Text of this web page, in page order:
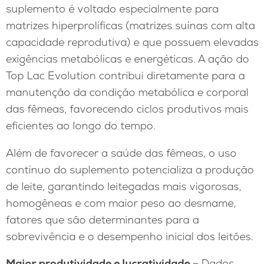
suplemento é voltado especialmente para
matrizes hiperprolíficas (matrizes suínas com alta
capacidade reprodutiva) e que possuem elevadas
exigências metabólicas e energéticas. A ação do
Top Lac Evolution contribui diretamente para a
manutenção da condição metabólica e corporal
das fêmeas, favorecendo ciclos produtivos mais
eficientes ao longo do tempo.
Além de favorecer a saúde das fêmeas, o uso
contínuo do suplemento potencializa a produção
de leite, garantindo leitegadas mais vigorosas,
homogêneas e com maior peso ao desmame,
fatores que são determinantes para a
sobrevivência e o desempenho inicial dos leitões.